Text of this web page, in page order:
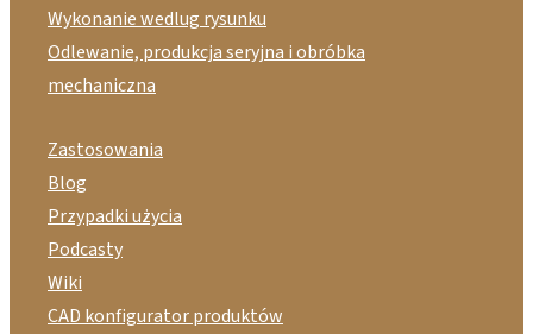
Wykonanie wedlug rysunku
Odlewanie, produkcja seryjna i obróbka
mechaniczna
Zastosowania
Blog
Przypadki użycia
Podcasty
Wiki
CAD konfigurator produktów